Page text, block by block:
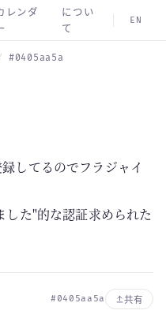
レンダ
につい
て
EN
#0405aa5a
してるのでフラジャイ
した"的な認証求められた
#0405aa5a 共有